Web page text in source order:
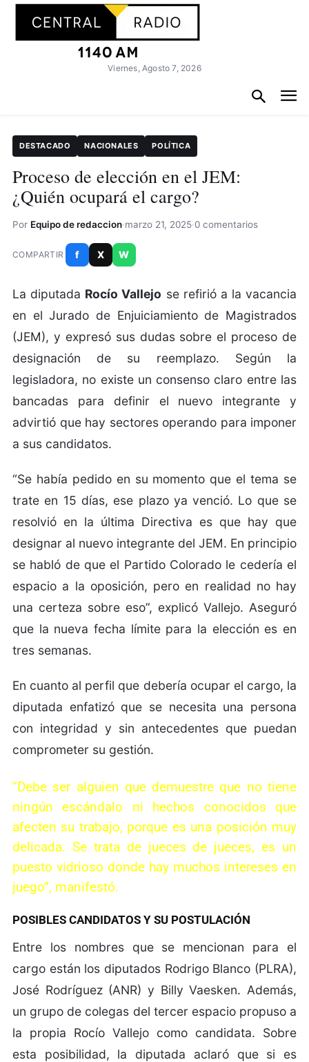
Viernes, Agosto 7, 2026
DESTACADO NACIONALES POLÍTICA
Proceso de elección en el JEM:
¿Quién ocupará el cargo?
Por Equipo de redaccion·marzo 21, 2025·0 comentarios
COMPARTIR f X W
La diputada Rocío Vallejo se refirió a la vacancia
en el Jurado de Enjuiciamiento de Magistrados
(JEM), y expresó sus dudas sobre el proceso de
designación de su reemplazo. Según la
legisladora, no existe un consenso claro entre las
bancadas para definir el nuevo integrante y
advirtió que hay sectores operando para imponer
a sus candidatos.
“Se había pedido en su momento que el tema se
trate en 15 días, ese plazo ya venció. Lo que se
resolvió en la última Directiva es que hay que
designar al nuevo integrante del JEM. En principio
se habló de que el Partido Colorado le cedería el
espacio a la oposición, pero en realidad no hay
una certeza sobre eso”, explicó Vallejo. Aseguró
que la nueva fecha límite para la elección es en
tres semanas.
En cuanto al perfil que debería ocupar el cargo, la
diputada enfatizó que se necesita una persona
con integridad y sin antecedentes que puedan
comprometer su gestión.
“Debe ser alguien que demuestre que no tiene
ningún escándalo ni hechos conocidos que
afecten su trabajo, porque es una posición muy
delicada. Se trata de jueces de jueces, es un
puesto vidrioso donde hay muchos intereses en
juego”, manifestó.
POSIBLES CANDIDATOS Y SU POSTULACIÓN
Entre los nombres que se mencionan para el
cargo están los diputados Rodrigo Blanco (PLRA),
José Rodríguez (ANR) y Billy Vaesken. Además,
un grupo de colegas del tercer espacio propuso a
la propia Rocío Vallejo como candidata. Sobre
esta posibilidad, la diputada aclaró que si es